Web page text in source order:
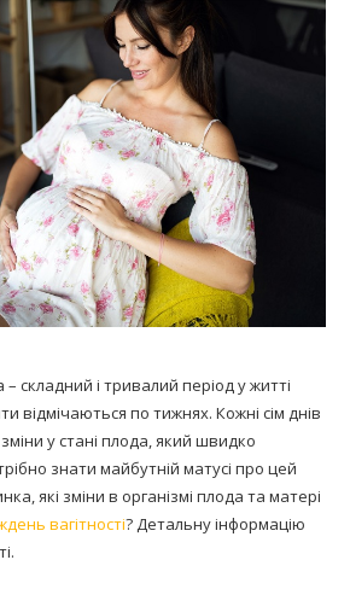
складний і тривалий період у житті
відмічаються по тижнях. Кожні сім днів
у стані плода, який швидко
знати майбутній матусі про цей
які зміни в організмі плода та матері
вагітності? Детальну інформацію